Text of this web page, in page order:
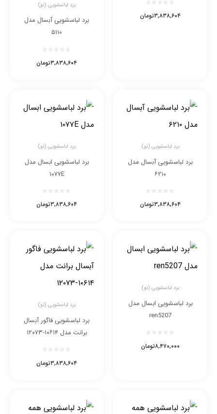
تومان۳,۸۳۸,۶۰۴
برد لباسشویی (نو)
برد لباسشویی آبسال مدل
۵۱۱۰
تومان۳,۸۳۸,۶۰۴
برد لباسشویی (نو)
برد لباسشویی آبسال مدل
۶۲۱۰
تومان۳,۸۳۸,۶۰۴
برد لباسشویی (نو)
برد لباسشویی ابسال مدل
۱۰۷۷E
تومان۳,۸۳۸,۶۰۴
برد لباسشویی (نو)
برد لباسشویی ابسال مدل
ren5207
تومان۸,۴۷۰,۰۰۰
برد لباسشویی (نو)
برد لباسشویی فاگور آبسال
برانت مدل ۱۰۶۱۴-۱۲۰۷۳
تومان۳,۸۳۸,۶۰۴